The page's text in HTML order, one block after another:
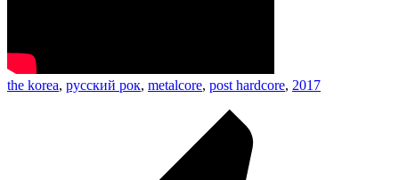
the korea, русский рок, metalcore, post hardcore, 2017